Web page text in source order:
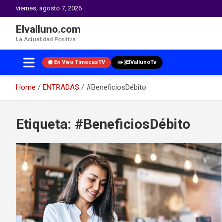
viernes, agosto 7, 2026
Elvalluno.com
La Actualidad Positiva.
En Vivo TimecasTV ElVallunoTv
Home ENTRADAS
#BeneficiosDébito
contentEtiqueta: #BeneficiosDébito